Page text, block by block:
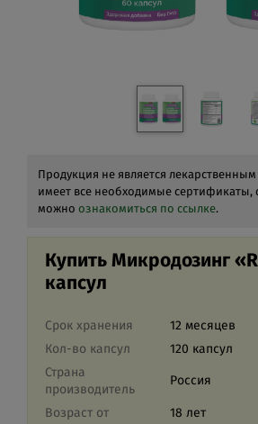
Продукция не является
имеет все необходимые сертификаты,
можно ознакомиться по ссылке.
Купить Микродозинг
капсул
Срок хранения
12 месяцев
Кол-во капсул
120 капсул
Страна
производитель
Россия
Возраст от
18 лет